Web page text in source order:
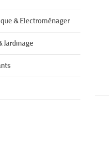
& Electroménager
Jardinage